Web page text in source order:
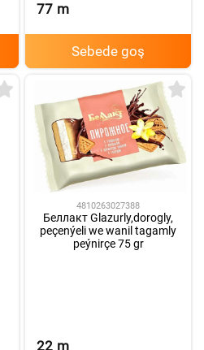
77 m
Sebede goş
4810263027388
Беллакт Glazurly,dorogly,
peçenýeli we wanil tagamly
peýnirçe 75 gr
22 m